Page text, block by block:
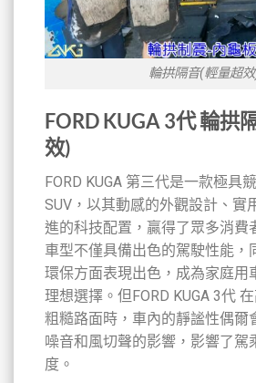
輪拱隔音(輕量超
FORD KUGA 3代 輪拱
效)
FORD KUGA 第三代是一款極具
SUV，以其動感的外觀設計、實
進的科技配置，贏得了眾多消費
車型不僅具備出色的駕駛性能，
環保方面表現出色，成為家庭用
理想選擇。但FORD KUGA 3代
粗糙路面時，車內的靜謐性偶爾
噪音和風切聲的影響，影響了駕
度。